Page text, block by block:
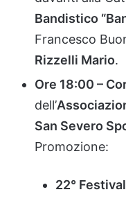
Bandistico “
Francesco
Rizzelli Mario.
Ore 18:00 –
dell’
San Severo
Promozione:
22° Festival